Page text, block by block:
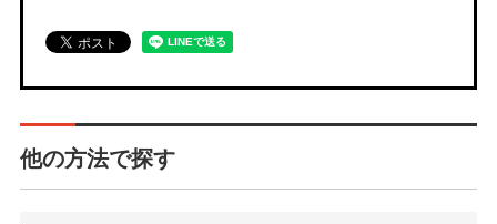
他の方法で探す